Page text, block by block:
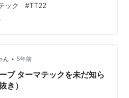
、日が当たらなくなったから
をもって旨とすべし」で作ら
外はあまり日が当たらないの
いのである。 ガラスを久し振り
にも楽しめる。 薪ストーブオ
が汚くても気になら…
ック #TT22
ん • 5年前
ブ ターマテックを未だ知ら
き）